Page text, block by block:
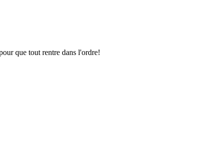
que tout rentre dans l'ordre!